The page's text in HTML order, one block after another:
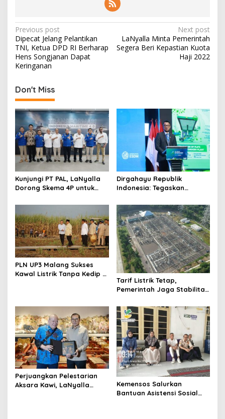
P
o
s
n
a
v
i
g
a
t
i
o
n
Previous post
Dipecat Jelang Pelantikan
TNI, Ketua DPD RI Berharap
Hens Songjanan Dapat
Keringanan
Next post
LaNyalla Minta Pemerintah
Segera Beri Kepastian Kuota
Haji 2022
Don't Miss
Kunjungi PT PAL, LaNyalla
Dorong Skema 4P untuk
Nasional
Dirgahayu Republik
Indonesia: Tegaskan
Ekosistem Hidrogen
Nasional
PLN UP3 Malang Sukses
Kawal Listrik Tanpa Kedip di
Tarif Listrik Tetap,
Pemerintah Jaga Stabilitas
Perjuangkan Pelestarian
Aksara Kawi, LaNyalla
Kemensos Salurkan
Bantuan Asistensi Sosial